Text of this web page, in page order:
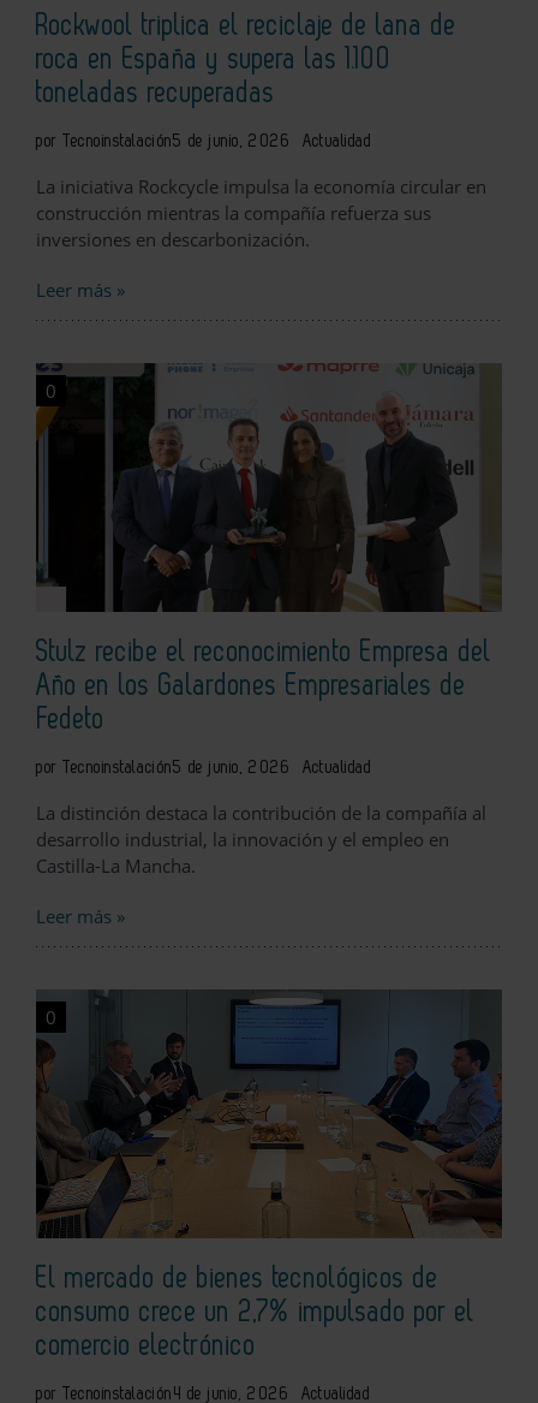
Rockwool triplica el reciclaje de lana de
roca en España y supera las 1.100
toneladas recuperadas
por Tecnoinstalación5 de junio, 2026 Actualidad
La iniciativa Rockcycle impulsa la economía circular en
construcción mientras la compañía refuerza sus
inversiones en descarbonización.
Leer más »
0
Stulz recibe el reconocimiento Empresa del
Año en los Galardones Empresariales de
Fedeto
por Tecnoinstalación5 de junio, 2026 Actualidad
La distinción destaca la contribución de la compañía al
desarrollo industrial, la innovación y el empleo en
Castilla-La Mancha.
Leer más »
0
El mercado de bienes tecnológicos de
consumo crece un 2,7% impulsado por el
comercio electrónico
por Tecnoinstalación 4 de junio, 2026 Actualidad